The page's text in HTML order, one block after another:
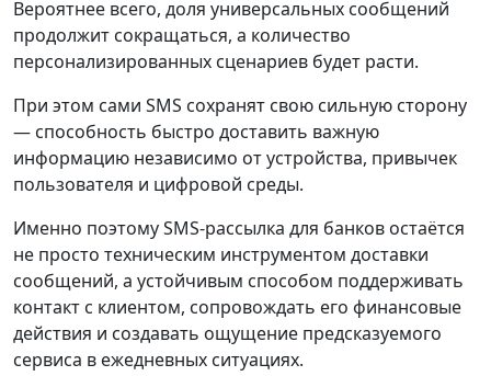
Вероятнее всего, доля универсальных сообщений
продолжит сокращаться, а количество
персонализированных сценариев будет расти.
При этом сами SMS сохранят свою сильную сторону
— способность быстро доставить важную
информацию независимо от устройства, привычек
пользователя и цифровой среды.
Именно поэтому SMS-рассылка для банков остаётся
не просто техническим инструментом доставки
сообщений, а устойчивым способом поддерживать
контакт с клиентом, сопровождать его финансовые
действия и создавать ощущение предсказуемого
сервиса в ежедневных ситуациях.